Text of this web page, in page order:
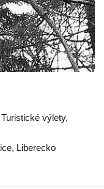
výlety,
, Liberecko